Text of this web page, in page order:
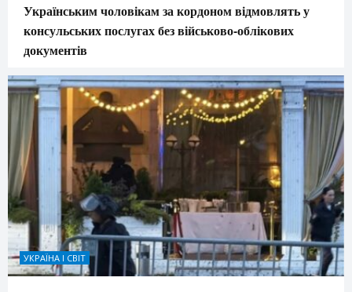
Українським чоловікам за кордоном відмовлять у
консульських послугах без військово-облікових
документів
УКРАЇНА І СВІТ